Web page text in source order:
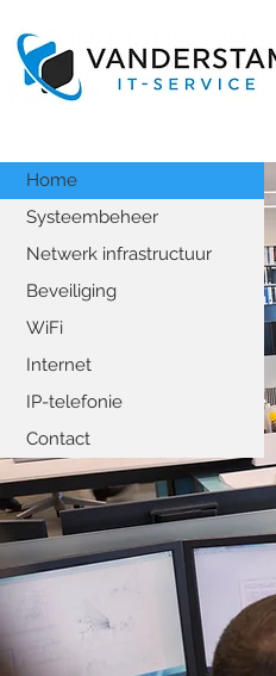
Home
Systeembeheer
Netwerk infrastructuur
Beveiliging
WiFi
Internet
IP-telefonie
Contact